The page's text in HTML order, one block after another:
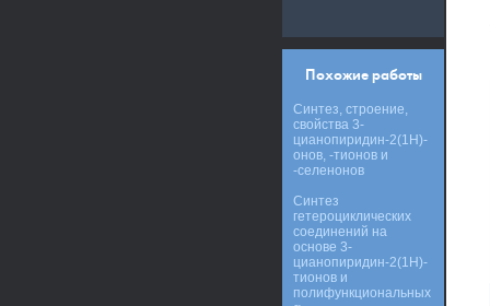
Похожие работы
Синтез, строение,
свойства 3-
цианопиридин-2(1Н)-
онов, -тионов и
-селенонов
Синтез
гетероциклических
соединений на
основе 3-
цианопиридин-2(1H)-
тионов и
полифункциональных